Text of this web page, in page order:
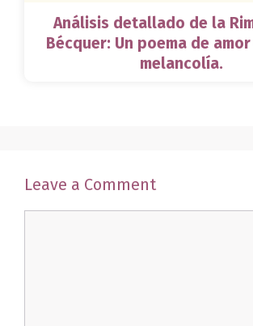
Análisis detallado de la
Bécquer: Un poema de
melancolía.
Leave a Comment